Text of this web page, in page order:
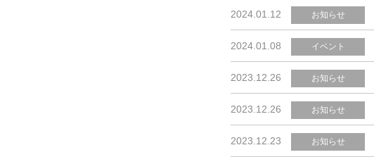
2024.01.12 お知らせ
2024.01.08 イベント
2023.12.26 お知らせ
2023.12.26 お知らせ
2023.12.23 お知らせ